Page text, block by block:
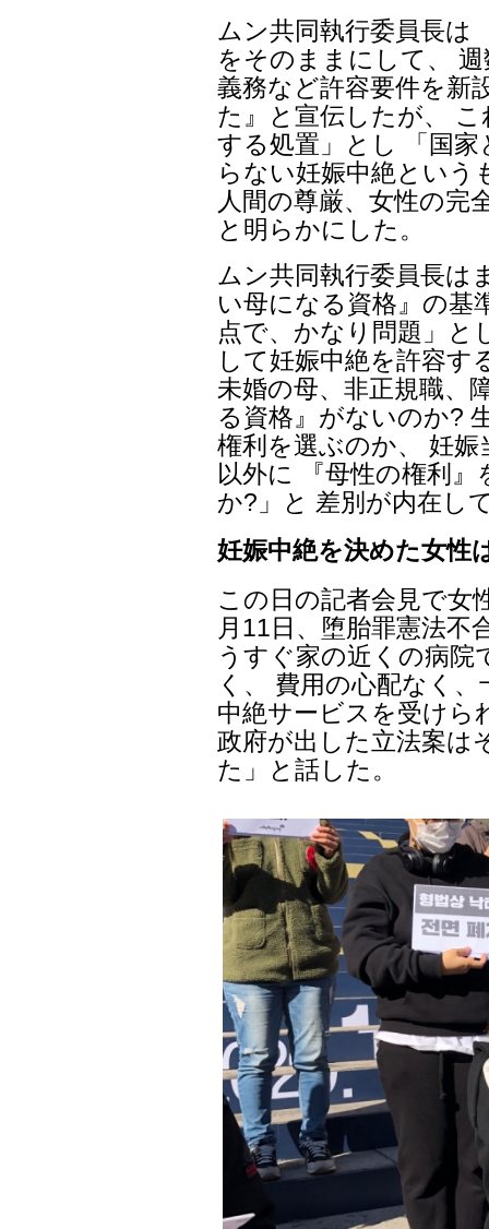
ムン共同執行委員長は
をそのままにして、
義務など許容要件を新
た』と宣伝したが、
する処置」とし 「国
らない妊娠中絶という
人間の尊厳、女性の完
と明らかにした。
ムン共同執行委員長は
い母になる資格』の基
点で、かなり問題」と
して妊娠中絶を許容す
未婚の母、非正規職、
る資格』がないのか?
権利を選ぶのか、 妊
以外に 『母性の権利
か?」と 差別が内在し
妊娠中絶を決めた女性
この日の記者会見で女
月11日、堕胎罪憲法不
うすぐ家の近くの病院
く、 費用の心配なく
中絶サービスを受けら
政府が出した立法案は
た」と話した。